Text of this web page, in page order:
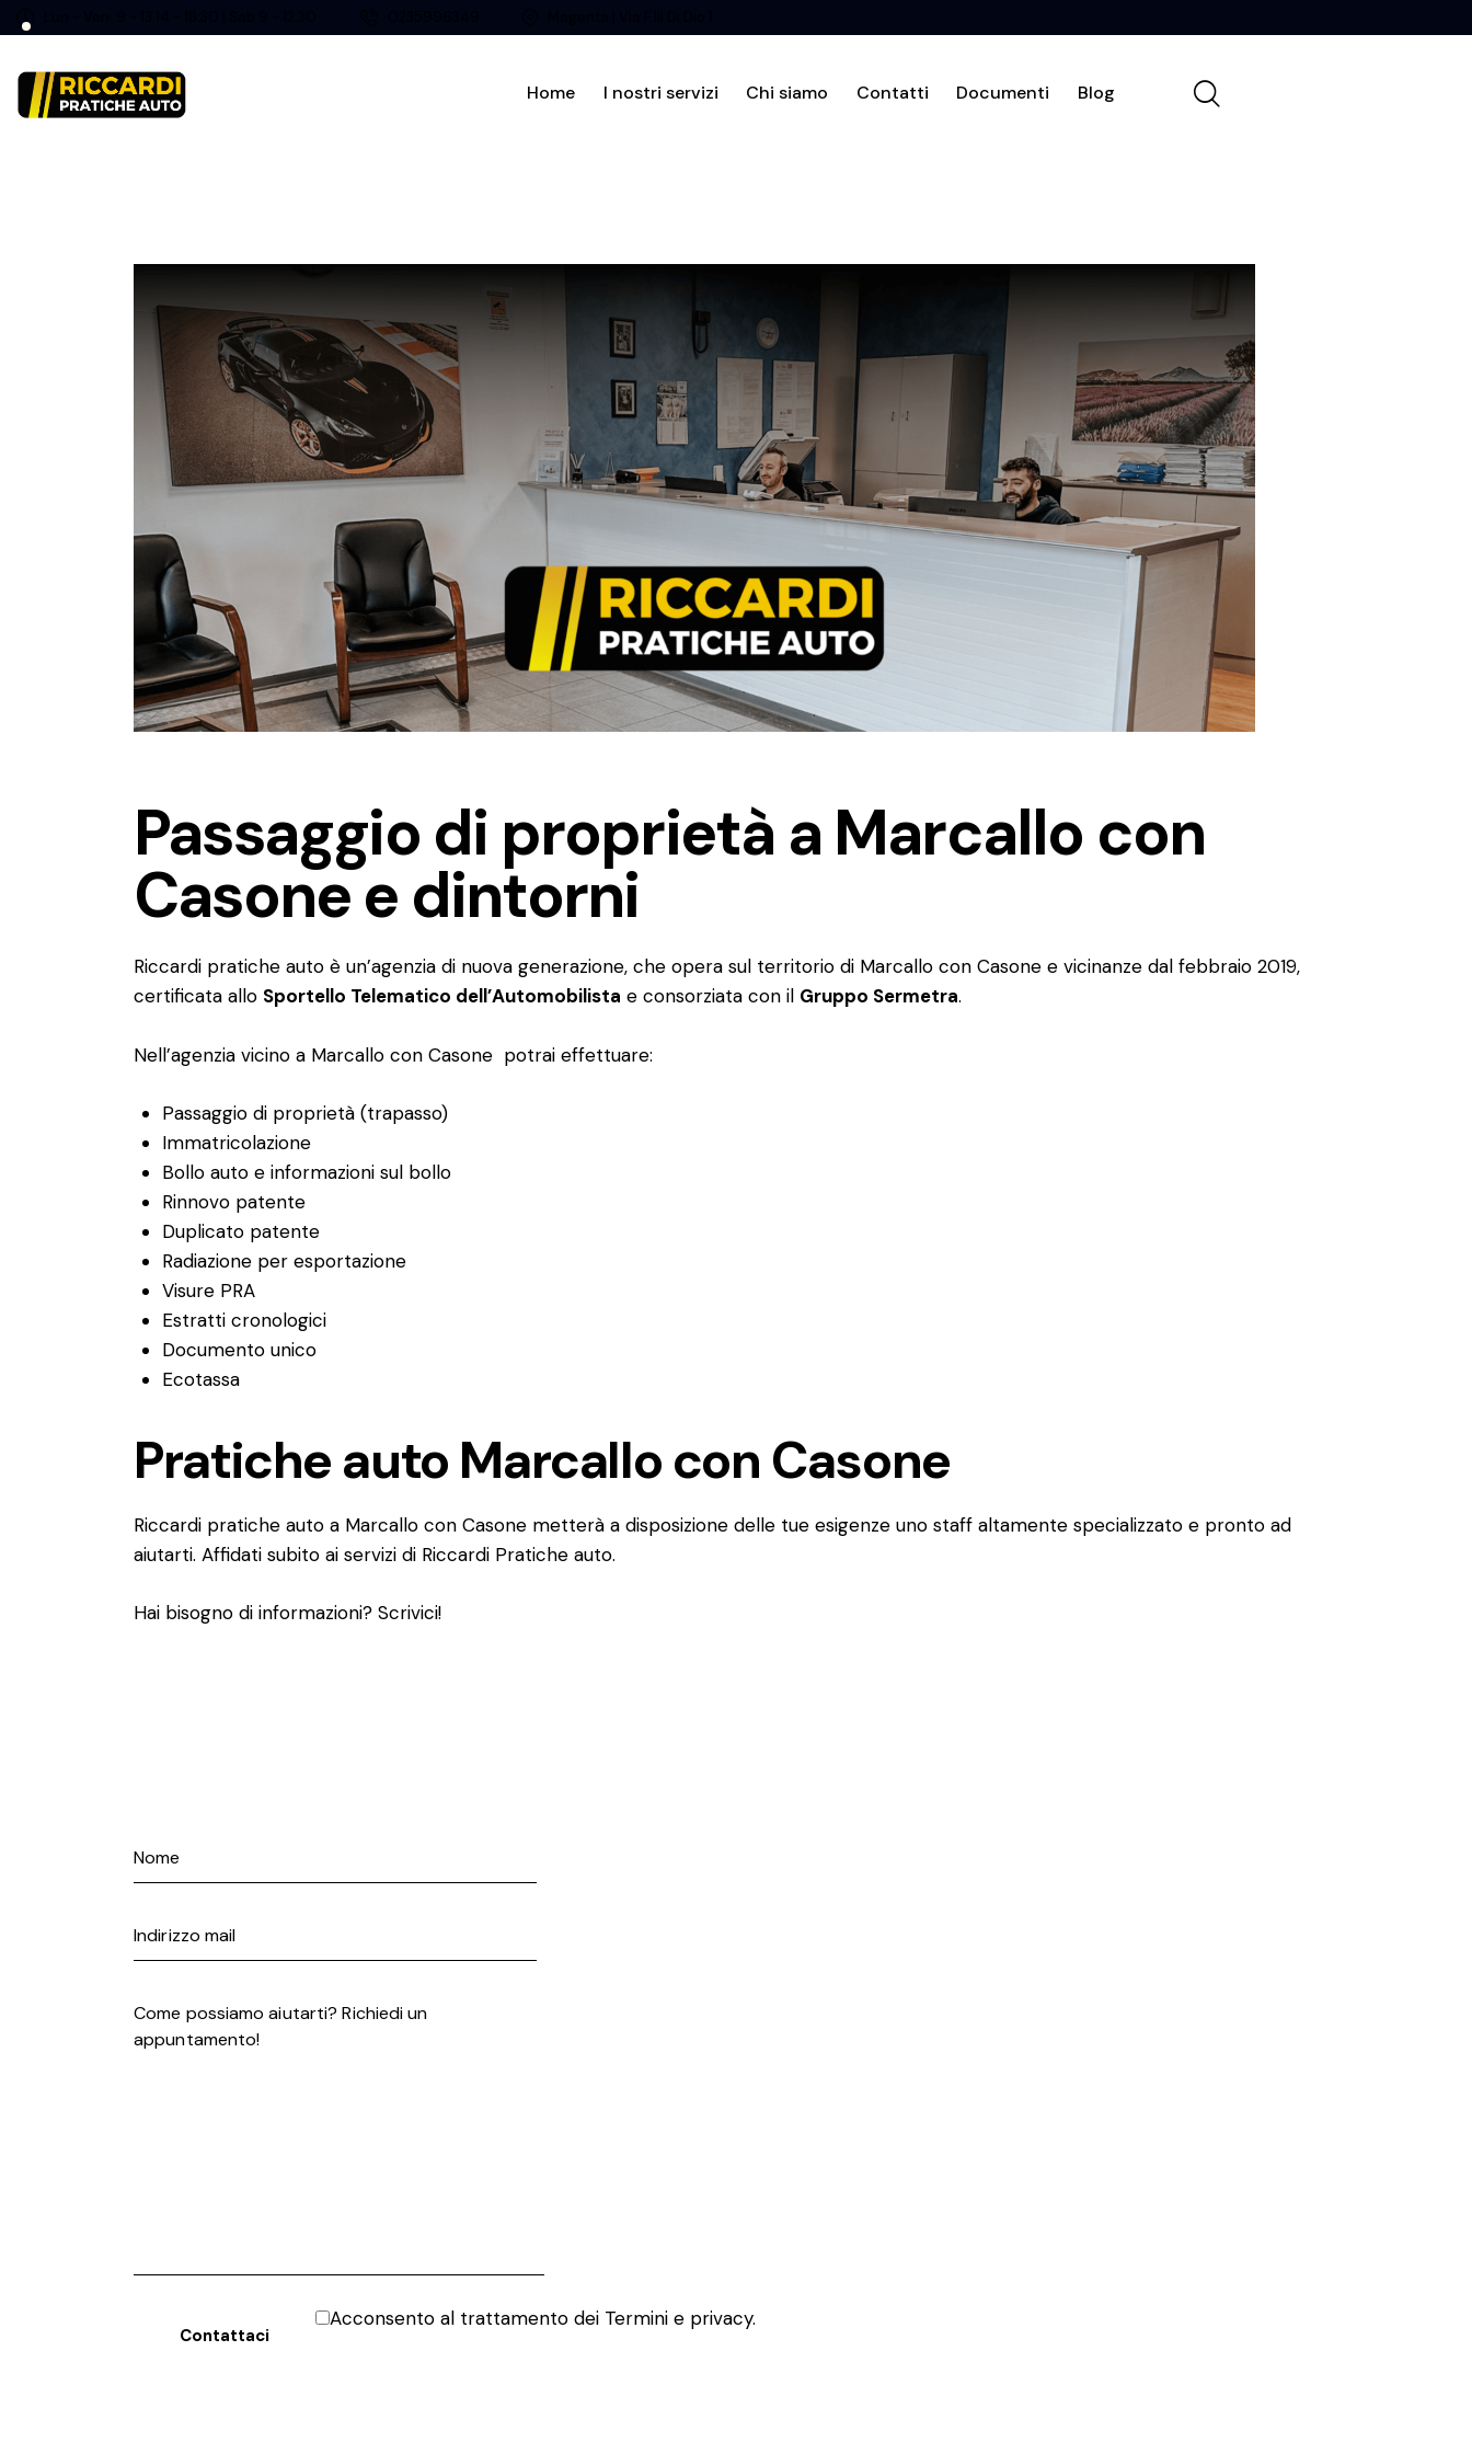
Home I nostri servizi Chi siamo Contatti Documenti Blog
Passaggio di proprietà a Marcallo con
Casone e dintorni
Riccardi pratiche auto è un’agenzia di nuova generazione, che opera sul territorio di Marcallo con Casone e vicinanze dal febbraio 2019,
certificata allo Sportello Telematico dell’Automobilista e consorziata con il Gruppo Sermetra.
Nell’agenzia vicino a Marcallo con Casone potrai effettuare:
Passaggio di proprietà (trapasso)
Immatricolazione
Bollo auto e informazioni sul bollo
Rinnovo patente
Duplicato patente
Radiazione per esportazione
Visure PRA
Estratti cronologici
Documento unico
Ecotassa
Pratiche auto Marcallo con Casone
Riccardi pratiche auto a Marcallo con Casone metterà a disposizione delle tue esigenze uno staff altamente specializzato e pronto ad
aiutarti. Affidati subito ai servizi di Riccardi Pratiche auto.
Hai bisogno di informazioni? Scrivici!
Acconsento al trattamento dei Termini e privacy.